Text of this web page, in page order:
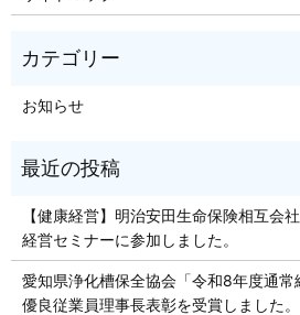
お知らせ
【健康経営】明治安田生命保険相互会
経営セミナーに参加しました。
愛知県浄化槽保全協会「令和8年度通
優良従業員理事長表彰を受賞しました。